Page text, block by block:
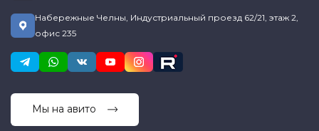
Набережные Челны, Индустриальный проезд 62/21, этаж 2,
офис 235
Мы на авито